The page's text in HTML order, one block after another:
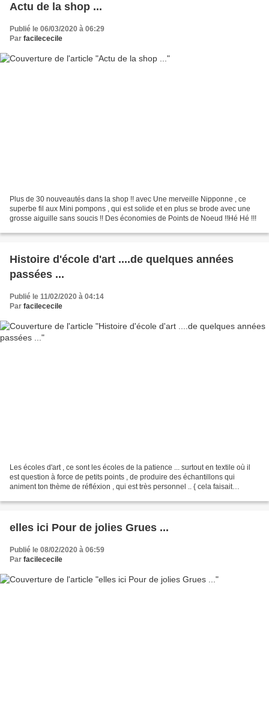
Actu de la shop ...
Publié le 06/03/2020 à 06:29
Par facilececile
Plus de 30 nouveautés dans la shop !! avec Une merveille Nipponne , ce
superbe fil aux Mini pompons , qui est solide et en plus se brode avec une
grosse aiguille sans soucis !! Des économies de Points de Noeud !!Hé Hé !!!
Histoire d'école d'art ....de quelques années
passées ...
Publié le 11/02/2020 à 04:14
Par facilececile
Les écoles d'art , ce sont les écoles de la patience ... surtout en textile où il
est question à force de petits points , de produire des échantillons qui
animent ton thème de réfléxion , qui est très personnel .. { cela faisait
elles ici Pour de jolies Grues ...
Publié le 08/02/2020 à 06:59
Par facilececile